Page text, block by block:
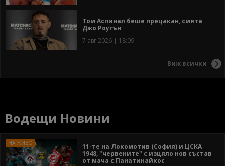
Том Аспинал беше прецакан, смята
Джо Роугън
7 авг 2026 | 18:09
Виж всички
Водещи Новини
11-те на Локомотив (София) и ЦСКА
1948, "червените" с изцяло нов състав
от мача с Панатинайкос